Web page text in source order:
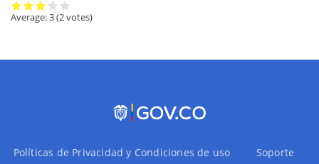
Average:3(2 votes)
Políticas de Privacidad y Condiciones de uso Soporte